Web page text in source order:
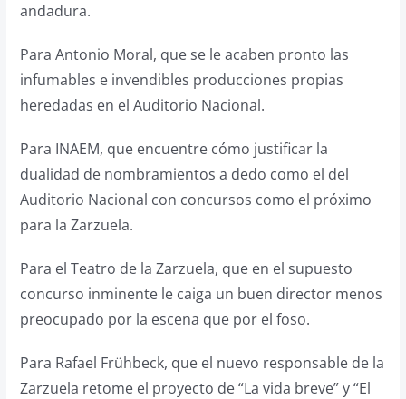
andadura.
Para Antonio Moral, que se le acaben pronto las
infumables e invendibles producciones propias
heredadas en el Auditorio Nacional.
Para INAEM, que encuentre cómo justificar la
dualidad de nombramientos a dedo como el del
Auditorio Nacional con concursos como el próximo
para la Zarzuela.
Para el Teatro de la Zarzuela, que en el supuesto
concurso inminente le caiga un buen director menos
preocupado por la escena que por el foso.
Para Rafael Frühbeck, que el nuevo responsable de la
Zarzuela retome el proyecto de “La vida breve” y “El